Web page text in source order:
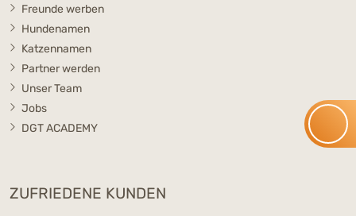
Freunde werben
Hundenamen
Katzennamen
Partner werden
Unser Team
Jobs
DGT ACADEMY
ZUFRIEDENE KUNDEN